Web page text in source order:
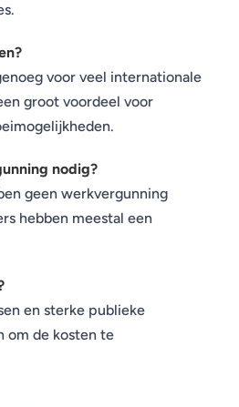
voor veel internationale
groot voordeel voor
nodig?
geen werkvergunning
hebben meestal een
en sterke publieke
om de kosten te